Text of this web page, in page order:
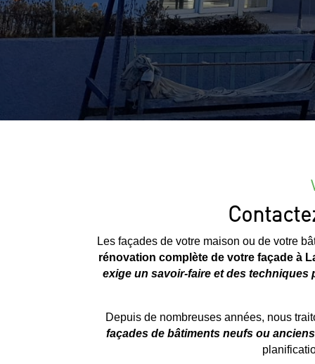
Les façades de votre maison ou de votre
rénovation complète de votre façade à
exige un savoir-faire et des techniques
Depuis de nombreuses années, nous
façades de bâtiments neufs ou anciens